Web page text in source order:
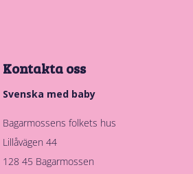
Kontakta oss
Svenska med baby
Bagarmossens folkets hus
Lillåvägen 44
128 45 Bagarmossen